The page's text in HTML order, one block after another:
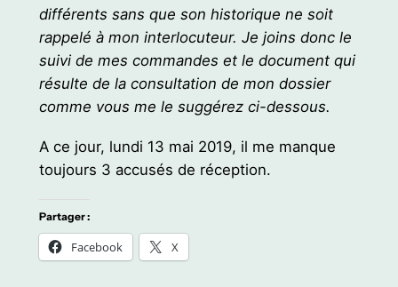
différents sans que son historique ne soit
rappelé à mon interlocuteur. Je joins donc le
suivi de mes commandes et le document qui
résulte de la consultation de mon dossier
comme vous me le suggérez ci-dessous.
A ce jour, lundi 13 mai 2019, il me manque
toujours 3 accusés de réception.
Partager :
Facebook X